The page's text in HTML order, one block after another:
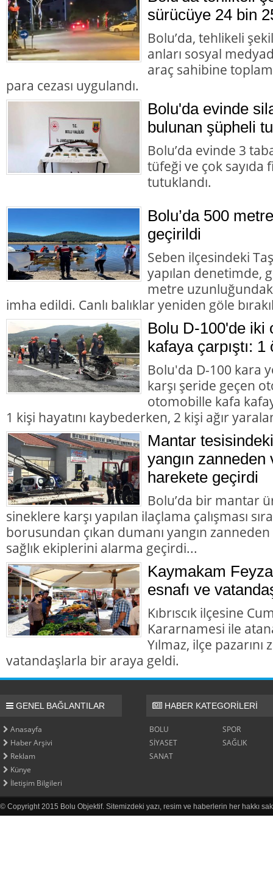
sürücüye 24 bin
Bolu’da, tehlikeli
anları sosyal
araç sahibine
para cezası uygulandı.
Bolu'da evinde
bulunan şüpheli
Bolu’da evinde 3
tüfeği ve çok
tutuklandı.
Bolu’da 500
geçirildi
Seben ilçesindeki
yapılan denetimde,
metre
imha edildi. Canlı balıklar yeniden göle
Bolu D-100'de iki
kafaya çarpıştı: 1
Bolu'da D-100 kara
karşı şeride geçen
otomobille kafa
1 kişi hayatını kaybederken, 2 kişi ağır
Mantar
yangın
harekete geçirdi
Bolu’da bir mantar
sineklere karşı yapılan ilaçlama çalışması
borusundan çıkan dumanı yangın
sağlık ekiplerini alarma geçirdi...
Kaymakam
esnafı ve
Kıbrıscık ilçesine
Kararnamesi ile
Yılmaz, ilçe
vatandaşlarla bir araya geldi.
GENEL BAĞLANTILAR
Anasayfa
Haber Arşivi
Reklam
Künye
İletişim Bilgileri
HABER KATEGORİLERİ
BOLU
SPOR
SİYASET
SAĞLIK
SANAT
© Copyright 2015 Bolu Objektif. Sitemizdeki yazı, resim ve haberlerin her hakkı